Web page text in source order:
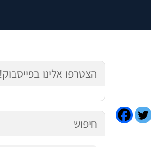
הצטרפו אלינו בפייסבוק!
חיפוש